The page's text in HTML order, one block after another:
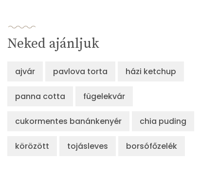
Neked ajánljuk
ajvár pavlova torta házi ketchup
panna cotta fügelekvár
cukormentes banánkenyér chia puding
körözött tojásleves borsófőzelék